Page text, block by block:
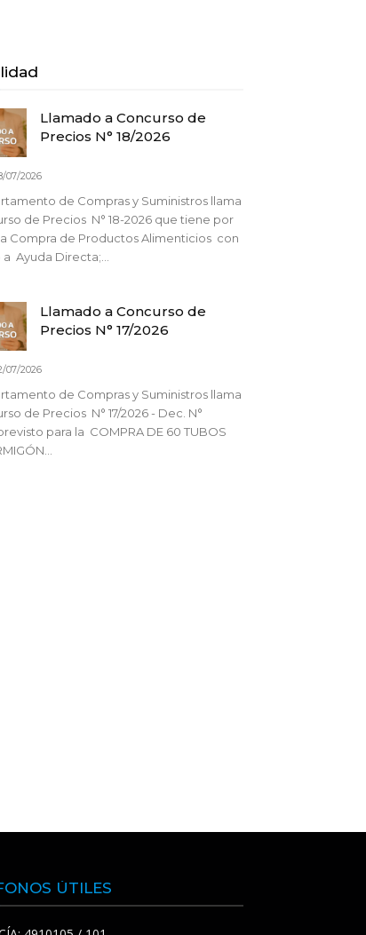
Llamado a Concurso de
Precios N° 18/2026
07/2026
de Compras y Suministros llama
de Precios N° 18-2026 que tiene por
Compra de Productos Alimenticios con
Ayuda Directa;...
Llamado a Concurso de
Precios N° 17/2026
07/2026
de Compras y Suministros llama
de Precios N° 17/2026 - Dec. N°
para la COMPRA DE 60 TUBOS
ÚTILES